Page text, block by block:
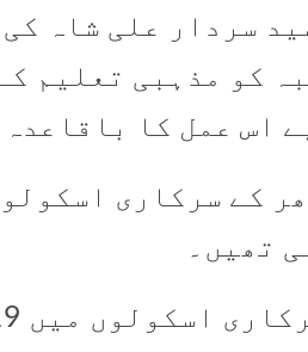
سردار علی شاہ
کو مذہبی تعلیم
اس عمل کا
کے سرکاری
تھیں۔